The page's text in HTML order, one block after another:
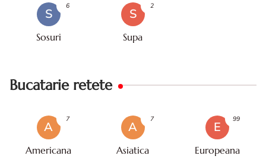
S
Sosuri
6
S
Supa
2
Bucatarie retete
A
Americana
7
A
Asiatica
7
E
Europeana
99